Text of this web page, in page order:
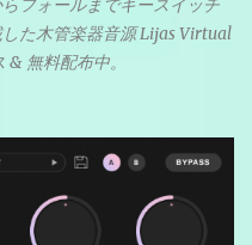
フォールまでキースイッチ
た木管楽器音源 Lijas Virtual
無料配布中。